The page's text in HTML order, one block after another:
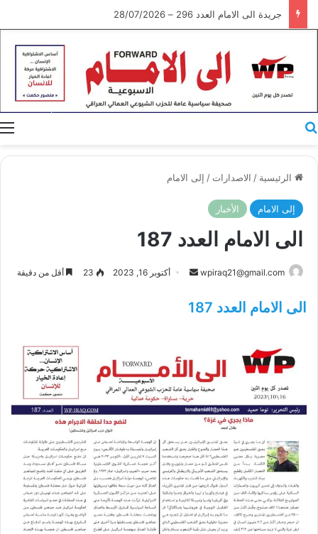
جريدة الى الامام العدد 296 – 28/07/2026
الرئيسية / الاصدارات / إلى الامام
إلى الامام الأخبار
الى الامام العدد 187
wpiraq21@gmail.com
أرسل
إلكترونيا
أكتوبر 16, 2023 23 أقل من دقيقة
الى الامام العدد 187